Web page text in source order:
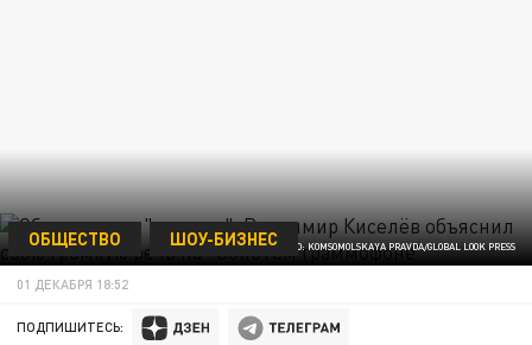
ФОТО: KOMSOMOLSKAYA PRAVDA/GLOBAL LOOK PRESS
ОБЩЕСТВО ШОУ-БИЗНЕС
01 ДЕКАБРЯ 18:52
ПОДПИШИТЕСЬ: